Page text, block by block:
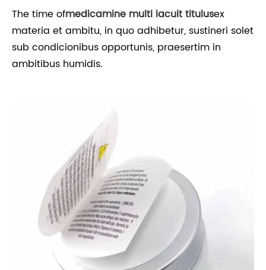
The time ofmedicamine multi iacuit titulusex
materia et ambitu, in quo adhibetur, sustineri solet
sub condicionibus opportunis, praesertim in
ambitibus humidis.